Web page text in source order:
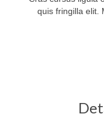
quis fringilla elit.